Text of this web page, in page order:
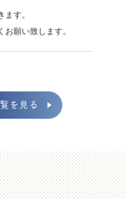
す。
願い致します。
らせ
持ち頂くか、マイナポ
タルをお示し頂きたく
しますが、ご理解のほ
を見る